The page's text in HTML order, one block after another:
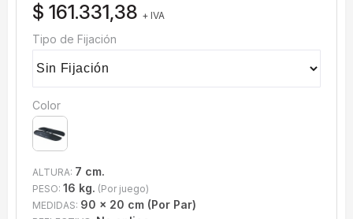
$ 161.331,38 + IVA
Tipo de Fijación
Color
ALTURA: 7 cm.
PESO: 16 kg. (Por juego)
MEDIDAS: 90 x 20 cm (Por Par)